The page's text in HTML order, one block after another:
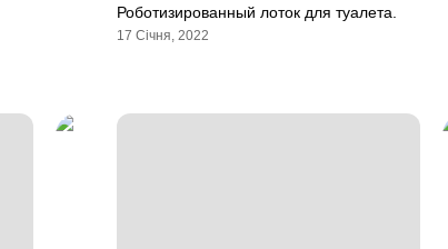
Роботизированный лоток для туалета.
17 Січня, 2022